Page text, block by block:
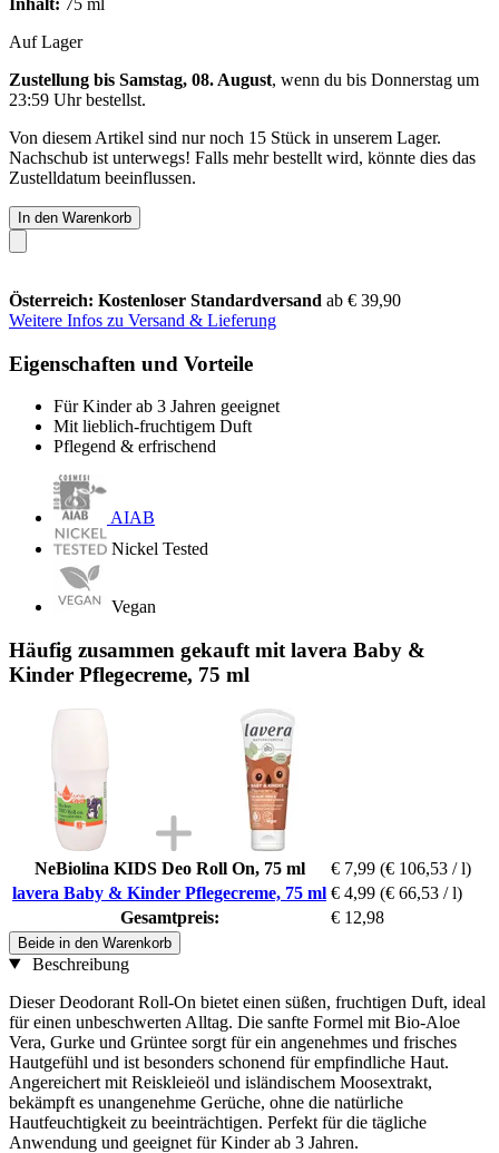
Auf Lager
Zustellung bis Samstag, 08. August, wenn du bis Donnerstag um
23:59 Uhrbestellst.
Von diesem Artikel sind nur noch 15 Stück in unserem Lager.
Nachschub ist unterwegs! Falls mehr bestellt wird, könnte dies das
Zustelldatum beeinflussen.
In den Warenkorb
Österreich: Kostenloser Standardversand ab € 39,90
Weitere Infos zu Versand & Lieferung
Eigenschaften und Vorteile
Für Kinder ab 3 Jahren geeignet
Mit lieblich-fruchtigem Duft
Pflegend & erfrischend
AIAB
Nickel Tested
Vegan
Häufig zusammen gekauft mit lavera Baby &
Kinder Pflegecreme, 75 ml
NeBiolina KIDS Deo Roll On, 75 ml € 7,99 (€ 106,53 / l)
lavera Baby & Kinder Pflegecreme, 75 ml € 4,99 (€ 66,53 / l)
Gesamtpreis:
€ 12,98
Beide in den Warenkorb
Beschreibung
Dieser Deodorant Roll-On bietet einen süßen, fruchtigen Duft, ideal
für einen unbeschwerten Alltag. Die sanfte Formel mit Bio-Aloe
Vera, Gurke und Grüntee sorgt für ein angenehmes und frisches
Hautgefühl und ist besonders schonend für empfindliche Haut.
Angereichert mit Reiskleieöl und isländischem Moosextrakt,
bekämpft es unangenehme Gerüche, ohne die natürliche
Hautfeuchtigkeit zu beeinträchtigen. Perfekt für die tägliche
Anwendung und geeignet für Kinder ab 3 Jahren.